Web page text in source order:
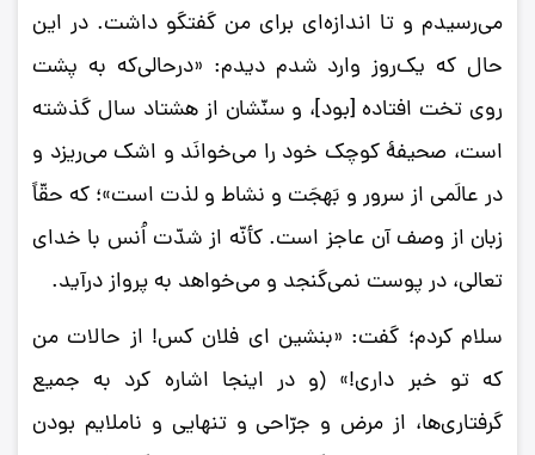
می‌رسیدم و تا اندازه‌ای برای من گفتگو داشت. در این
حال که یک‌روز وارد شدم دیدم: «درحالی‌که به پشت
روی تخت افتاده [بود]، و سنّشان از هشتاد سال گذشته
است، صحیفۀ کوچک خود را می‌خوانَد و اشک می‌ریزد و
در عالَمی از سرور و بَهجَت و نشاط و لذت است»؛ که حقّاً
زبان از وصف آن عاجز است. کأنّه از شدّت اُنس با خدای
تعالی، در پوست نمی‌گنجد و می‌خواهد به پرواز درآید.
سلام کردم؛ گفت: «بنشین ای فلان کس! از حالات من
که تو خبر داری!» (و در اینجا اشاره کرد به جمیع
گرفتاری‌ها، از مرض و جرّاحی و تنهایی و ناملایم بودن